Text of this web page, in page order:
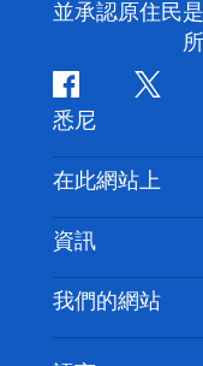
並承認原住民
Facebook嘰
喳
喳
悉尼
聯絡我們
免責聲明
隱私
Cookie 通知
在此網站上
目的地
要做的事情
新南威爾斯州公
資訊
旅行資訊
無障礙悉尼
我們的網站